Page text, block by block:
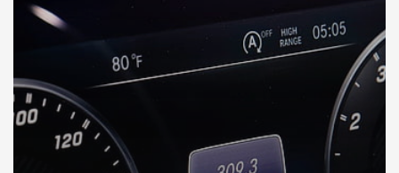
DÉCOUVREZ VOTRE INSPECTION AUTO au Mali